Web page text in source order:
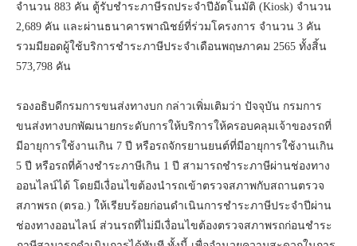
จำนวน 883 คัน ตู้รับชำระภาษีรถประจำปีอัตโนมัติ (Kiosk) จำนวน
2,689 คัน และผ่านธนาคารพาณิชย์ที่ร่วมโครงการ จำนวน 3 คัน
รวมมียอดผู้ใช้บริการชำระภาษีประจำเดือนพฤษภาคม 2565 ทั้งสิ้น
573,798 คัน
รองอธิบดีกรมการขนส่งทางบก กล่าวเพิ่มเติมว่า ปัจจุบัน กรมการ
ขนส่งทางบกพัฒนายกระดับการให้บริการให้ครอบคลุมเจ้าของรถที่
มีอายุการใช้งานเกิน 7 ปี หรือรถจักรยานยนต์ที่มีอายุการใช้งานเกิน
5 ปี หรือรถที่ค้างชำระภาษีเกิน 1 ปี สามารถชำระภาษีผ่านช่องทาง
ออนไลน์ได้ โดยมีเงื่อนไขต้องนำรถเข้าตรวจสภาพกับสถานตรวจ
สภาพรถ (ตรอ.) ให้เรียบร้อยก่อนดำเนินการชำระภาษีประจำปีผ่าน
ช่องทางออนไลน์ ส่วนรถที่ไม่มีเงื่อนไขต้องตรวจสภาพรถก่อนชำระ